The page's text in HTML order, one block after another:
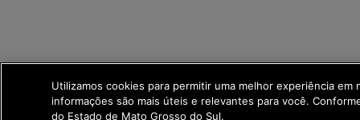
Utilizamos cookies para permitir uma melhor experiência
informações são mais úteis e relevantes para você.
do Estado de Mato Grosso do Sul.